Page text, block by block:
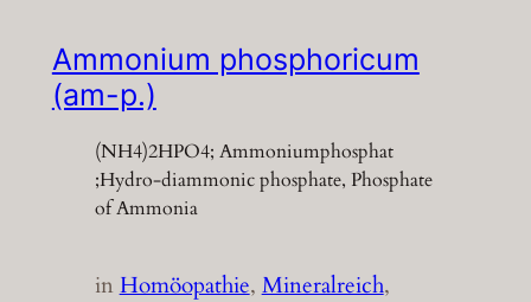
Ammonium phosphoricum
(am-p.)
(NH4)2HPO4; Ammoniumphosphat
;Hydro-diammonic phosphate, Phosphate
of Ammonia
inHomöopathie, Mineralreich